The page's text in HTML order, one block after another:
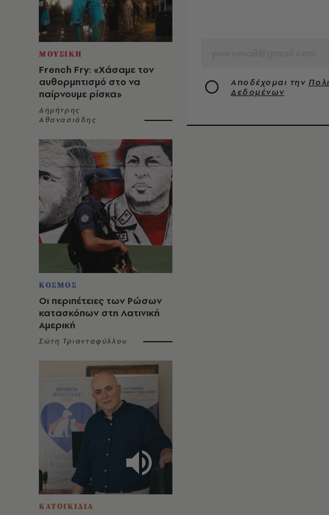
ΜΟΥΣΙΚΗ
French Fry: «Χάσαμε τον
αυθορμητισμό στο να
παίρνουμε ρίσκα»
Δημήτρης
Αθανασιάδης
ΚΟΣΜΟΣ
Οι περιπέτειες των Ρώσων
κατασκόπων στη Λατινική
Αμερική
Σώτη Τριανταφύλλου
ΚΑΤΟΙΚΙΔΙΑ
Αποδέχομαι την
Δεδομένων